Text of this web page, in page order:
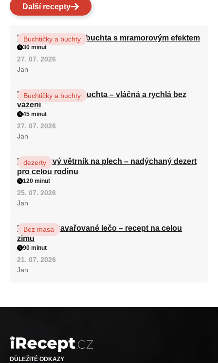
Další recepty
Vláčná olejová litá buchta s mramorovým efektem
Buchtičky a buchty
30 minut
27. 07. 2026
Jan
Hrnková maková buchta – vláčná a rychlá bez
vážení
Buchtičky a buchty
45 minut
27. 07. 2026
Jan
Karamelový větrník na plech – nadýchaný dezert
pro celou rodinu
dezerty
120 minut
25. 07. 2026
Jan
Babiččino zavařované lečo – recept na celou
zimu
Bez masa
90 minut
21. 07. 2026
Jan
DŮLEŽITÉ ODKAZY